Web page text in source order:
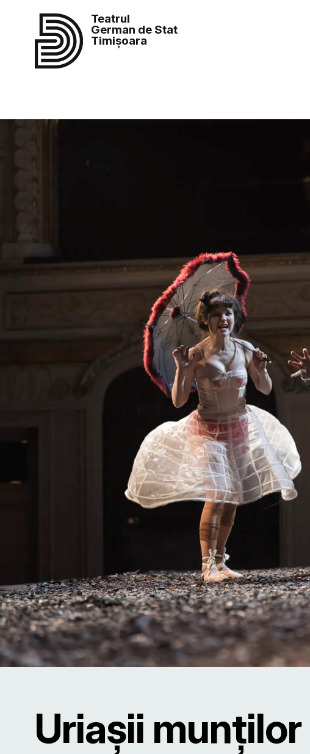
Teatrul
German de Stat
Timișoara
Uriașii munților